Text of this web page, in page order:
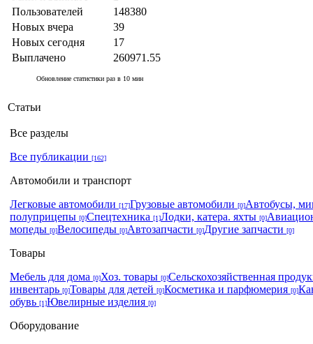
Пользователей
148380
Новых вчера
39
Новых сегодня
17
Выплачено
260971.55
Обновление статистики раз в 10 мин
Статьи
Все разделы
Все публикации [162]
Автомобили и транспорт
Легковые автомобили [17]Грузовые автомобили [0]Автобусы,
полуприцепы [0]Спецтехника [1]Лодки, катера. яхты [0]
мопеды [0]Велосипеды [0]Автозапчасти [0]Другие запчасти [0]
Товары
Мебель для дома [0]Хоз. товары [0]Сельскохозяйственная
инвентарь [0]Товары для детей [0]Косметика и парфюмерия [0]
обувь [1]Ювелирные изделия [0]
Оборудование